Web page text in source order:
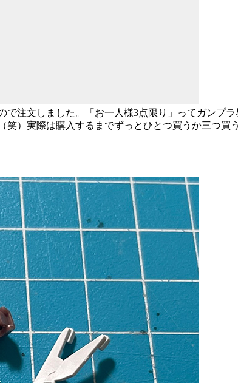
注文しました。「お一人様3点限り」ってガンプ
）実際は購入するまでずっとひとつ買うか三つ買